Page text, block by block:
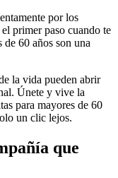
por los
primer paso cuando te
de 60 años son una
la vida pueden abrir
Únete y vive la
para mayores de 60
un clic lejos.
que